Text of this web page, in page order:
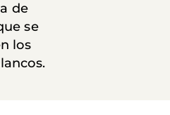
de
se
los